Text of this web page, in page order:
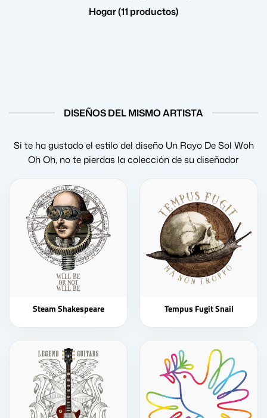
Hogar (11 productos)
DISEÑOS DEL MISMO ARTISTA
Si te ha gustado el estilo del diseño Un Rayo De Sol Woh
Oh Oh, no te pierdas la colección de su diseñador
Steam Shakespeare Tempus Fugit Snail